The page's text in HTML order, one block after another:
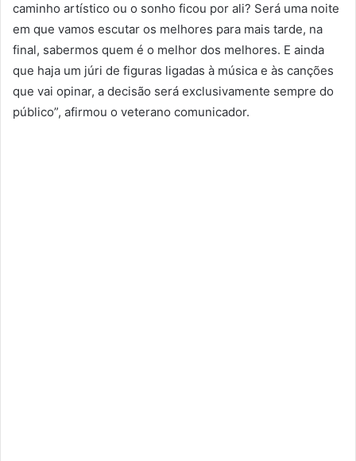
caminho artístico ou o sonho ficou por ali? Será uma noite
em que vamos escutar os melhores para mais tarde, na
final, sabermos quem é o melhor dos melhores. E ainda
que haja um júri de figuras ligadas à música e às canções
que vai opinar, a decisão será exclusivamente sempre do
público”, afirmou o veterano comunicador.